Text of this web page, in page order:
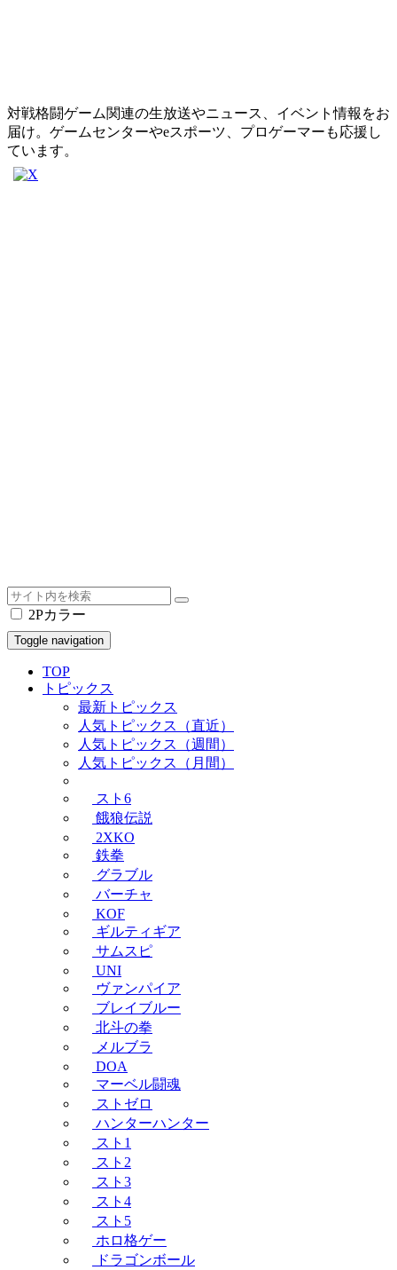
対戦格闘ゲーム関連の生放送やニュース、イベント情報をお
届け。ゲームセンターやeスポーツ、プロゲーマーも応援し
ています。
2Pカラー
Toggle navigation
TOP
トピックス
最新トピックス
人気トピックス（直近）
人気トピックス（週間）
人気トピックス（月間）
スト6
餓狼伝説
2XKO
鉄拳
グラブル
バーチャ
KOF
ギルティギア
サムスピ
UNI
ヴァンパイア
ブレイブルー
北斗の拳
メルブラ
DOA
マーベル闘魂
ストゼロ
ハンターハンター
スト1
スト2
スト3
スト4
スト5
ホロ格ゲー
ドラゴンボール